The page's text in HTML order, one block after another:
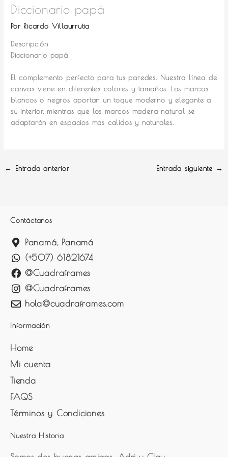
Diccionario papá
Por Ricardo Villaurrutia
Descripción
Diccionario papá
El complemento perfecto para tus paredes. Nuestra línea de
canvas viene en diferentes colores y tamaños. Los marcos
blancos o negros aportan un toque moderno y elegante a
su interior, mientras que los marcos madera natural se
adaptarán en espacios mas calidos y naturales.
← Entrada anterior Entrada siguiente →
Contáctanos
Panamá, Panamá
(+507) 61821674
@Cuadraframes
@Cuadraframes
hola@cuadraframes.com
Información
Home
Mi cuenta
Tienda
FAQS
Términos y Condiciones
Nuestra Historia